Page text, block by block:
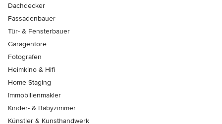
Dachdecker
Fassadenbauer
Tür- & Fensterbauer
Garagentore
Fotografen
Heimkino & Hifi
Home Staging
Immobilienmakler
Kinder- & Babyzimmer
Künstler & Kunsthandwerk